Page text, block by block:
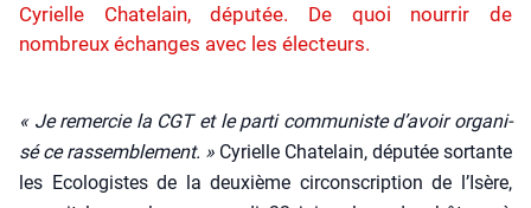
Cyrielle Chatelain, députée. De quoi nourrir de
nombreux échanges avec les électeurs.
« Je remer­cie la CGT et le par­ti com­mu­niste d’avoir orga­ni­
sé ce ras­sem­ble­ment. » Cyrielle Cha­te­lain, dépu­tée sor­tante
les Eco­lo­gistes de la deuxième cir­cons­crip­tion de l’Isère,